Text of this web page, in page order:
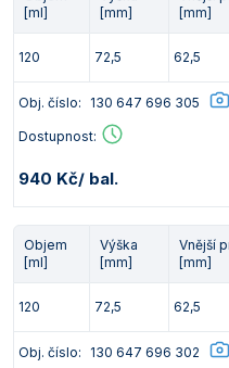
[ml]
[mm]
[mm]
120 72,5 62,5
Obj. číslo: 130 647 696 305
Dostupnost:
940 Kč/ bal.
Objem
[ml]
Výška
[mm]
Vnější
[mm]
120 72,5 62,5
Obj. číslo: 130 647 696 302
Vlastnosti skla a
Zkumavky
Zátky a uzávěry
Zkumavky a stojany
Vlastnosti plastů
Teploměry,
Titrátory
Turbidimetry (měření
Váhy
Vlhkostní analyzátory
Viskozimetry